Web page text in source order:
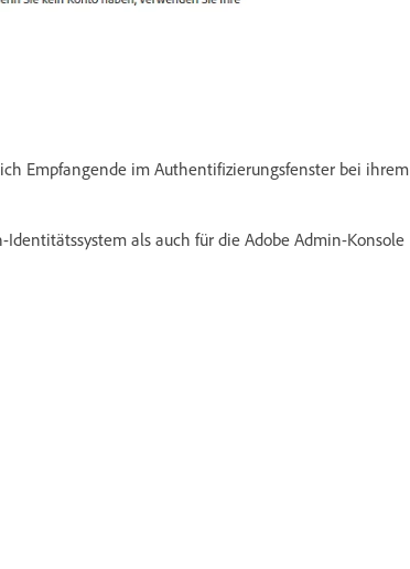
Empfangende im Authentifizierungsfenster bei ihrem
als auch für die Adobe Admin-Konsole